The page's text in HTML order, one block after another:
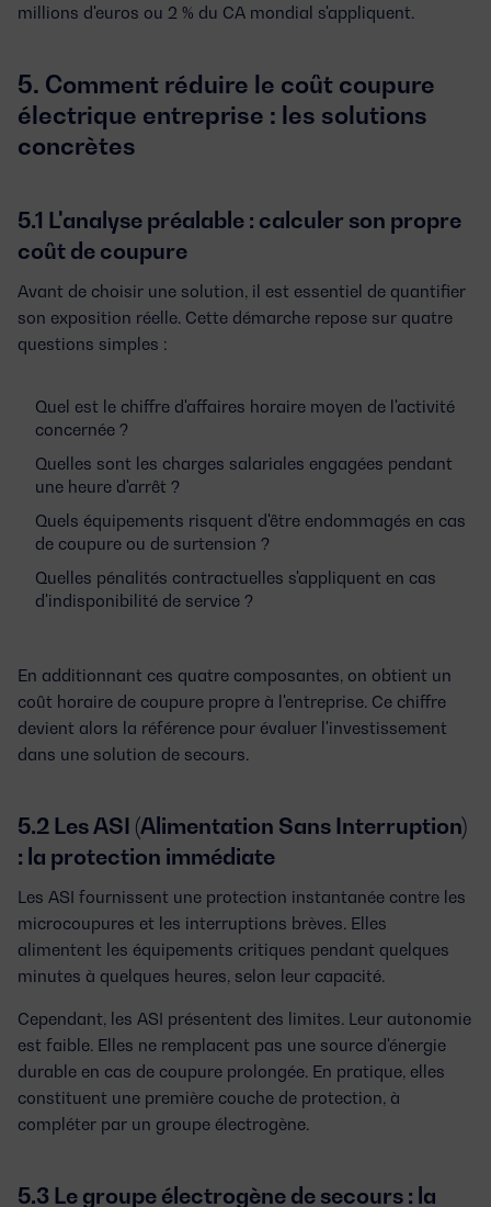
millions d'euros ou 2 % du CA mondial s'appliquent.
5. Comment réduire le coût coupure
électrique entreprise : les solutions
concrètes
5.1 L'analyse préalable : calculer son propre
coût de coupure
Avant de choisir une solution, il est essentiel de quantifier
son exposition réelle. Cette démarche repose sur quatre
questions simples :
Quel est le chiffre d'affaires horaire moyen de l'activité
concernée ?
Quelles sont les charges salariales engagées pendant
une heure d'arrêt ?
Quels équipements risquent d'être endommagés en cas
de coupure ou de surtension ?
Quelles pénalités contractuelles s'appliquent en cas
d'indisponibilité de service ?
En additionnant ces quatre composantes, on obtient un
coût horaire de coupure propre à l'entreprise . Ce chiffre
devient alors la référence pour évaluer l'investissement
dans une solution de secours.
5.2 Les ASI (Alimentation Sans Interruption)
: la protection immédiate
Les ASI fournissent une protection instantanée contre les
microcoupures et les interruptions brèves. Elles
alimentent les équipements critiques pendant quelques
minutes à quelques heures, selon leur capacité.
Cependant, les ASI présentent des limites. Leur autonomie
est faible. Elles ne remplacent pas une source d'énergie
durable en cas de coupure prolongée. En pratique, elles
constituent une première couche de protection, à
compléter par un groupe électrogène.
5.3 Le groupe électrogène de secours : la